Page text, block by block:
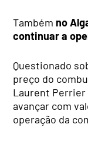
Também no
continuar a
Questionado
preço do
Laurent Perrier
avançar com
operação da